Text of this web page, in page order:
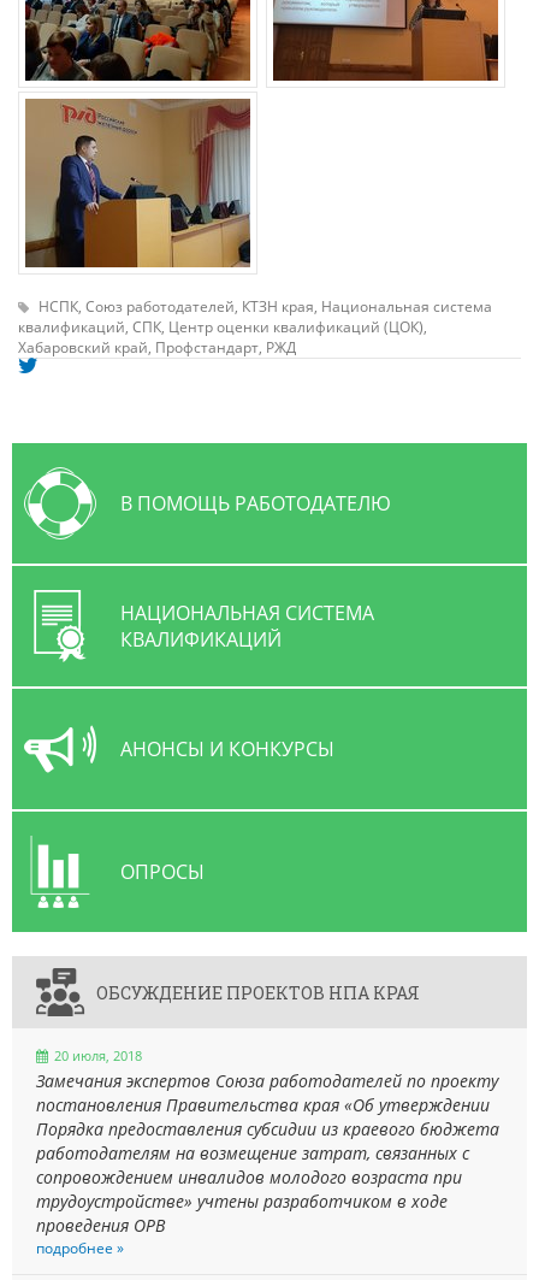
НСПК, Союз работодателей, КТЗН края, Национальная система
квалификаций, СПК, Центр оценки квалификаций (ЦОК),
Хабаровский край, Профстандарт, РЖД
В ПОМОЩЬ РАБОТОДАТЕЛЮ
НАЦИОНАЛЬНАЯ СИСТЕМА
КВАЛИФИКАЦИЙ
АНОНСЫ И КОНКУРСЫ
ОПРОСЫ
ОБСУЖДЕНИЕ ПРОЕКТОВ НПА КРАЯ
20 июля, 2018
Замечания экспертов Союза работодателей по проекту
постановления Правительства края «Об утверждении
Порядка предоставления субсидии из краевого бюджета
работодателям на возмещение затрат, связанных с
сопровождением инвалидов молодого возраста при
трудоустройстве» учтены разработчиком в ходе
проведения ОРВ
подробнее »